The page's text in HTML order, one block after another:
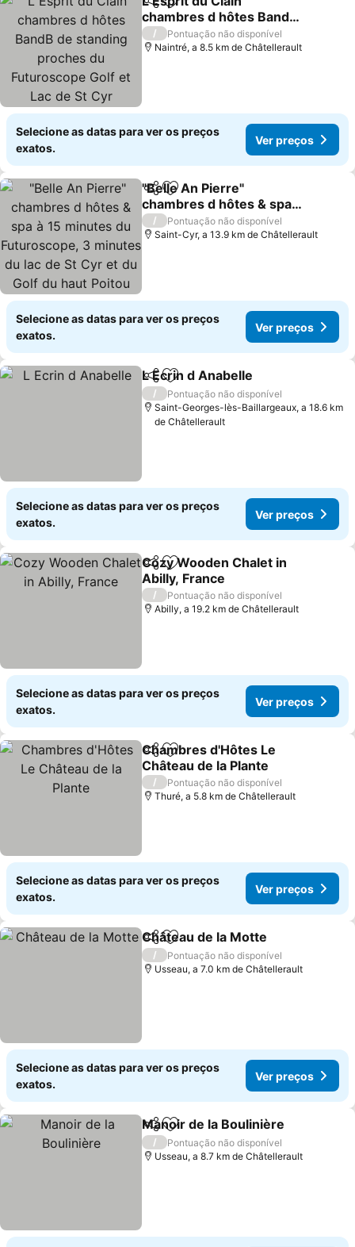
PartilharAdicionar aos favoritos
chambres d hôtes BandB
de standing proches du
Futuroscope Golf et Lac
/
Pontuação não disponível
Naintré, a 8.5 km de Châtellerault
Selecione as datas para ver os preços
exatos.
Ver preços
PartilharAdicionar aos favoritos
"Belle An Pierre"
chambres d hôtes & spa à
15 minutes du
Futuroscope, 3 minutes
/
Pontuação não disponível
Saint-Cyr, a 13.9 km de Châtellerault
Selecione as datas para ver os preços
exatos.
Ver preços
PartilharAdicionar aos favoritos
L Ecrin d Anabelle
/
Pontuação não disponível
Saint-Georges-lès-Baillargeaux, a 18.6 km
de Châtellerault
Selecione as datas para ver os preços
exatos.
Ver preços
PartilharAdicionar aos favoritos
Cozy Wooden Chalet in
Abilly, France
/
Pontuação não disponível
Abilly, a 19.2 km de Châtellerault
Selecione as datas para ver os preços
exatos.
Ver preços
PartilharAdicionar aos favoritos
Chambres d'Hôtes Le
Château de la Plante
/
Pontuação não disponível
Thuré, a 5.8 km de Châtellerault
Selecione as datas para ver os preços
exatos.
Ver preços
PartilharAdicionar aos favoritos
Château de la Motte
/
Pontuação não disponível
Usseau, a 7.0 km de Châtellerault
Selecione as datas para ver os preços
exatos.
Ver preços
PartilharAdicionar aos favoritos
Manoir de la Boulinière
/
Pontuação não disponível
Usseau, a 8.7 km de Châtellerault